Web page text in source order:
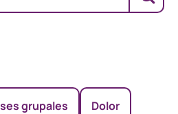
grupales Dolor